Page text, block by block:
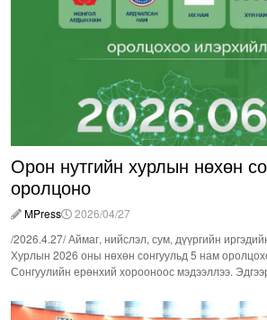
Орон нутгийн хурлын нөхөн
оролцоно
MPress
2026/04/27
/2026.4.27/ Аймаг, нийслэл, сум, дүүргийн
Хурлын 2026 оны нөхөн сонгуульд 5 нам
Сонгуулийн ерөнхий хорооноос мэдээллээ.